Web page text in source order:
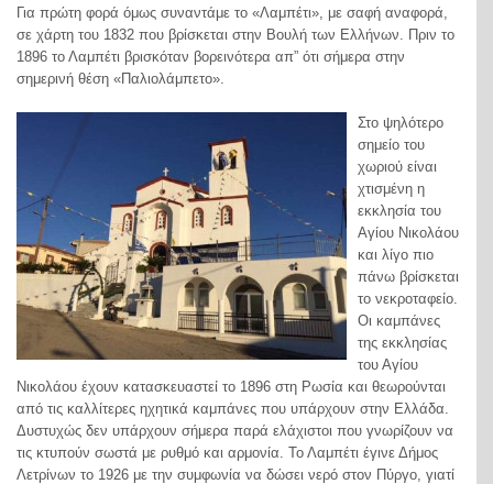
Για πρώτη φορά όμως συναντάμε το «Λαμπέτι», με σαφή αναφορά,
σε χάρτη του 1832 που βρίσκεται στην Βουλή των Ελλήνων. Πριν το
1896 το Λαμπέτι βρισκόταν βορεινότερα απ” ότι σήμερα στην
σημερινή θέση «Παλιολάμπετο».
Στο ψηλότερο
σημείο του
χωριού είναι
χτισμένη η
εκκλησία του
Αγίου Νικολάου
και λίγο πιο
πάνω βρίσκεται
το νεκροταφείο.
Οι καμπάνες
της εκκλησίας
του Αγίου
Νικολάου έχουν κατασκευαστεί το 1896 στη Ρωσία και θεωρούνται
από τις καλλίτερες ηχητικά καμπάνες που υπάρχουν στην Ελλάδα.
Δυστυχώς δεν υπάρχουν σήμερα παρά ελάχιστοι που γνωρίζουν να
τις κτυπούν σωστά με ρυθμό και αρμονία. Το Λαμπέτι έγινε Δήμος
Λετρίνων το 1926 με την συμφωνία να δώσει νερό στον Πύργο, γιατί